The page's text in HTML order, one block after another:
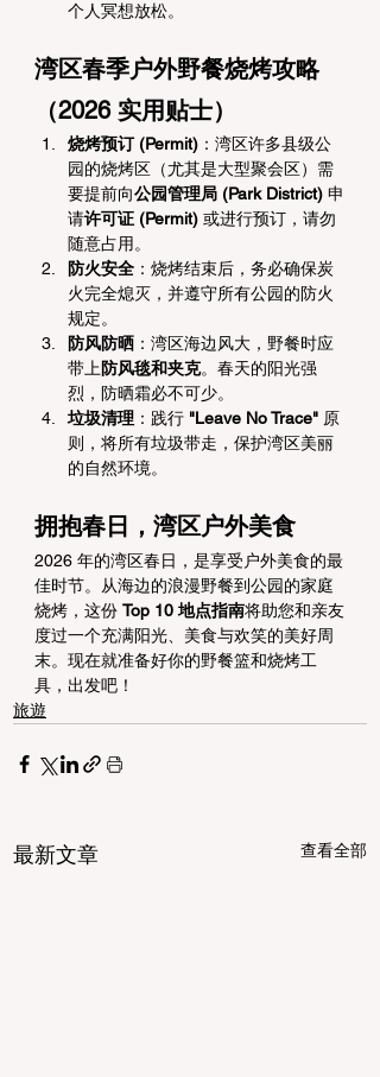
个人冥想放松。
湾区春季户外野餐烧烤攻略
（2026 实用贴士）
烧烤预订 (Permit) ：湾区许多县级公
园的烧烤区（尤其是大型聚会区）需
要提前向公园管理局 (Park District) 申
请许可证 (Permit) 或进行预订，请勿
随意占用。
防火安全 ：烧烤结束后，务必确保炭
火完全熄灭，并遵守所有公园的防火
规定。
防风防晒 ：湾区海边风大，野餐时应
带上防风毯和夹克。春天的阳光强
烈，防晒霜必不可少。
垃圾清理 ：践行 "Leave No Trace" 原
则，将所有垃圾带走，保护湾区美丽
的自然环境。
拥抱春日，湾区户外美食
2026 年的湾区春日，是享受户外美食的最
佳时节。从海边的浪漫野餐到公园的家庭
烧烤，这份 Top 10 地点指南将助您和亲友
度过一个充满阳光、美食与欢笑的美好周
末。现在就准备好你的野餐篮和烧烤工
具，出发吧！
旅遊
最新文章 查看全部